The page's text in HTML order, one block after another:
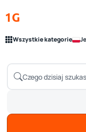
1G
Wszystkie kategorie